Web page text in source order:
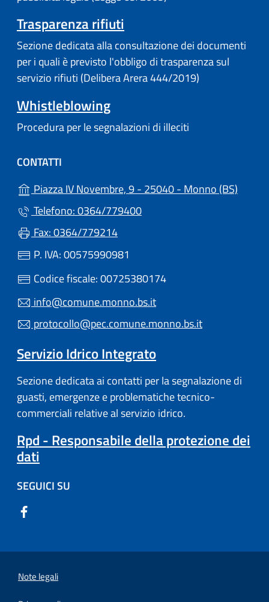
Trasparenza rifiuti
Sezione dedicata alla consultazione dei documenti
per i quali è previsto l'obbligo di trasparenza sul
servizio rifiuti (Delibera Arera 444/2019)
Whistleblowing
Procedura per le segnalazioni di illeciti
CONTATTI
Piazza IV Novembre, 9 - 25040 - Monno (BS)
Telefono: 0364/779400
Fax: 0364/779214
P. IVA: 00575990981
Codice fiscale: 00725380174
info@comune.monno.bs.it
protocollo@pec.comune.monno.bs.it
Servizio Idrico Integrato
Sezione dedicata ai contatti per la segnalazione di
guasti, emergenze e problematiche tecnico-
commerciali relative al servizio idrico.
Rpd - Responsabile della protezione dei
dati
SEGUICI SU
Note legali